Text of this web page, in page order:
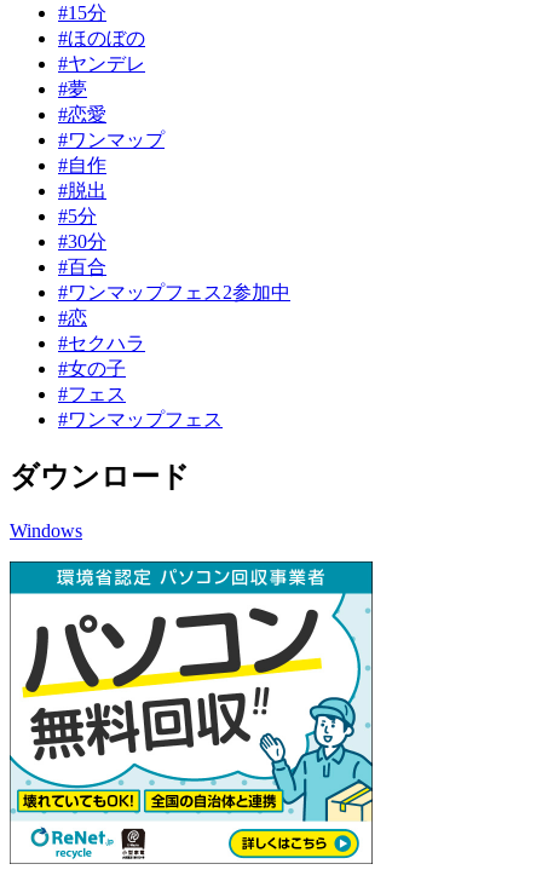
#15分
#ほのぼの
#ヤンデレ
#夢
#恋愛
#ワンマップ
#自作
#脱出
#5分
#30分
#百合
#ワンマップフェス2参加中
#恋
#セクハラ
#女の子
#フェス
#ワンマップフェス
ダウンロード
Windows